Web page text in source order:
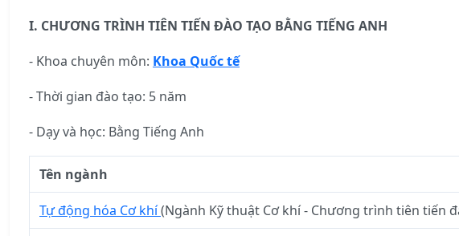
I. CHƯƠNG TRÌNH TIÊN TIẾN ĐÀO TẠO BẰNG TIẾNG ANH
- Khoa chuyên môn: Khoa Quốc tế
- Thời gian đào tạo: 5 năm
- Dạy và học: Bằng Tiếng Anh
Tên ngành
Tự động hóa Cơ khí(Ngành Kỹ thuật Cơ khí - Chương trình tiên tiến